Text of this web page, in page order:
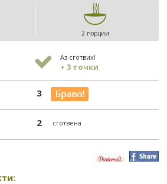
2 порции
Аз сготвих!
+ 3 точки
3
2 сготвена